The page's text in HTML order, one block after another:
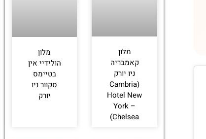
מלון
קאמבריה
ניו יורק
(Cambria
Hotel New
York –
Chelsea)
מלון
הולידיי אין
בטיימס
סקוור ניו
יורק